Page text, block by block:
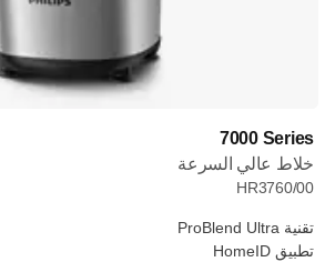
‎7000 Series
خلاط عالي السرعة
HR3760/00
تقنية ProBlend Ultra
تطبيق HomeID